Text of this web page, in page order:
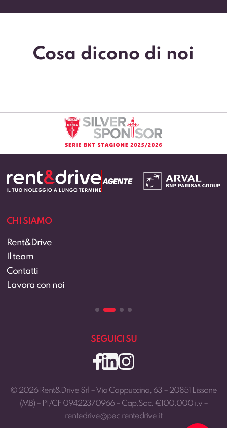
Cosa dicono di noi
CHI SIAMO
Rent&Drive
Il team
Contatti
Lavora con noi
SEGUICI SU
© 2026 Rent&Drive Srl – Via Cappuccina, 63 – 20851 Lissone
(MB) – PI/CF 09422370966 – Cap.Soc. €100.000 i.v –
rentedrive@pec.rentedrive.it